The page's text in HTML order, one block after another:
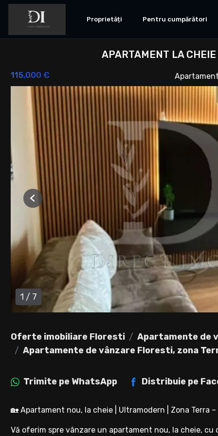
Proprietăți Pentru cumpărători
APARTAMENT LA
115,000 €
1 / 7
Previous
Oferte imobiliare Floresti
Apartamente de
Apartamente de vânzare Floresti, zona
Trimite pe WhatsApp Distribuie pe
🏡 Apartament nou, la cheie | Ultramodern | Zona Terra
Vă oferim spre vânzare un apartament nou, la cheie,